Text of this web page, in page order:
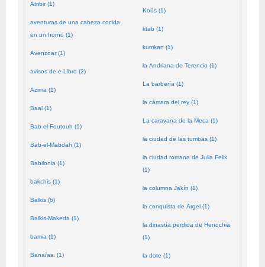
Atribir (1)
aventuras de una cabeza cocida
en un horno (1)
Avenzoar (1)
avisos de e-Libro (2)
Azima (1)
Baal (1)
Bab-el-Foutouh (1)
Bab-el-Mabdah (1)
Babilonia (1)
bakchis (1)
Balkis (6)
Balkis-Makeda (1)
bamia (1)
Banaïas. (1)
Koûs (1)
ktab (1)
kumkan (1)
la Andriana de Terencio (1)
La barbería (1)
la cámara del rey (1)
La caravana de la Meca (1)
la ciudad de las tumbas (1)
la ciudad romana de Julia Felix
(1)
la columna Jakín (1)
la conquista de Argel (1)
la dinastía perdida de Henochia
(1)
la dote (1)